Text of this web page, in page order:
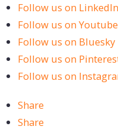
Follow us on LinkedIn
Follow us on Youtube
Follow us on Bluesky
Follow us on
Follow us on
Share
Share